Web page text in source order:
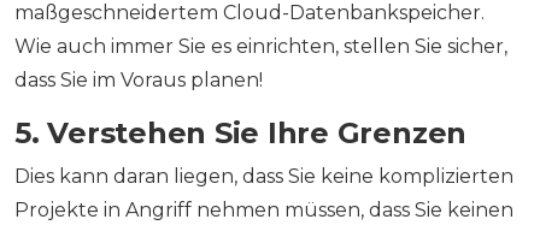
maßgeschneidertem Cloud-Datenbankspeicher.
Wie auch immer Sie es einrichten, stellen Sie sicher,
dass Sie im Voraus planen!
5. Verstehen Sie Ihre Grenzen
Dies kann daran liegen, dass Sie keine komplizierten
Projekte in Angriff nehmen müssen, dass Sie keinen